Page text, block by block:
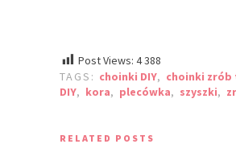
Post Views: 4 388
TAGS: choinki DIY, choinki zrób
DIY, kora, plecówka, szyszki,
RELATED POSTS